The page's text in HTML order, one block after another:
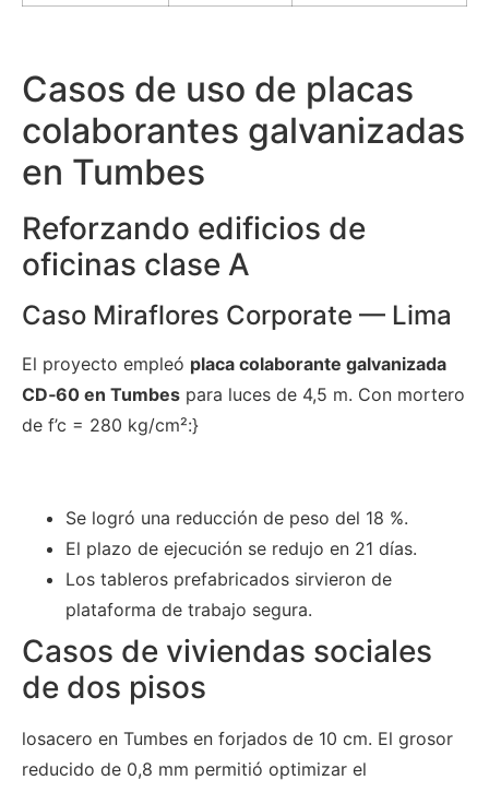
Casos de uso de placas
colaborantes galvanizadas
en Tumbes
Reforzando edificios de
oficinas clase A
Caso Miraflores Corporate — Lima
El proyecto empleó placa colaborante galvanizada
CD‑60 en Tumbes para luces de 4,5 m. Con mortero
de f’c = 280 kg/cm²:}
Se logró una reducción de peso del 18 %.
El plazo de ejecución se redujo en 21 días.
Los tableros prefabricados sirvieron de
plataforma de trabajo segura.
Casos de viviendas sociales
de dos pisos
losacero en Tumbes en forjados de 10 cm. El grosor
reducido de 0,8 mm permitió optimizar el